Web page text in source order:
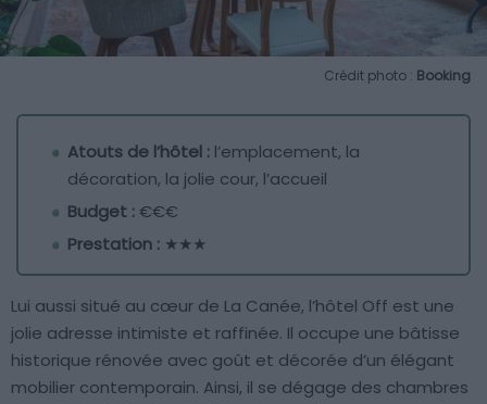
Crédit photo : Booking
Atouts de l’hôtel : l’emplacement, la
décoration, la jolie cour, l’accueil
Budget :€€€
Prestation : ★★★
Lui aussi situé au cœur de La Canée, l’hôtel Off est une
jolie adresse intimiste et raffinée. Il occupe une bâtisse
historique rénovée avec goût et décorée d’un élégant
mobilier contemporain. Ainsi, il se dégage des chambres